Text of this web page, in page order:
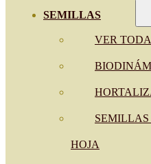
SEMILLAS
VER
HOJA